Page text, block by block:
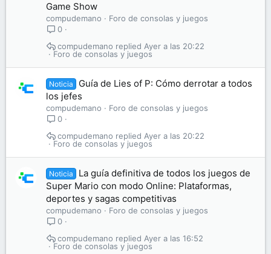
Game Show
compudemano
Foro de consolas y juegos
0
Foro de consolas y juegos
Ayer a las 20:22
compudemano
Noticia
Guía de Lies of P: Cómo derrotar a todos
los jefes
compudemano
Foro de consolas y juegos
0
Foro de consolas y juegos
Ayer a las 20:22
compudemano
Noticia
La guía definitiva de todos los juegos de
Super Mario con modo Online: Plataformas,
deportes y sagas competitivas
compudemano
Foro de consolas y juegos
0
Foro de consolas y juegos
Ayer a las 16:52
compudemano